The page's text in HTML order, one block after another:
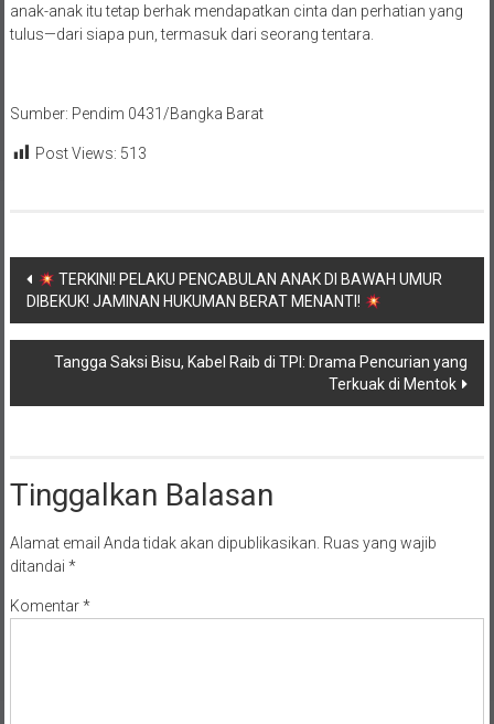
anak-anak itu tetap berhak mendapatkan cinta dan perhatian yang
tulus—dari siapa pun, termasuk dari seorang tentara.
Sumber: Pendim 0431/Bangka Barat
Post Views: 513
Navigasi
pos
TERKINI! PELAKU PENCABULAN ANAK DI BAWAH UMUR
DIBEKUK! JAMINAN HUKUMAN BERAT MENANTI!
Tangga Saksi Bisu, Kabel Raib di TPI: Drama Pencurian yang
Terkuak di Mentok
Tinggalkan Balasan
Alamat email Anda tidak akan dipublikasikan. Ruas yang wajib
ditandai *
Komentar*